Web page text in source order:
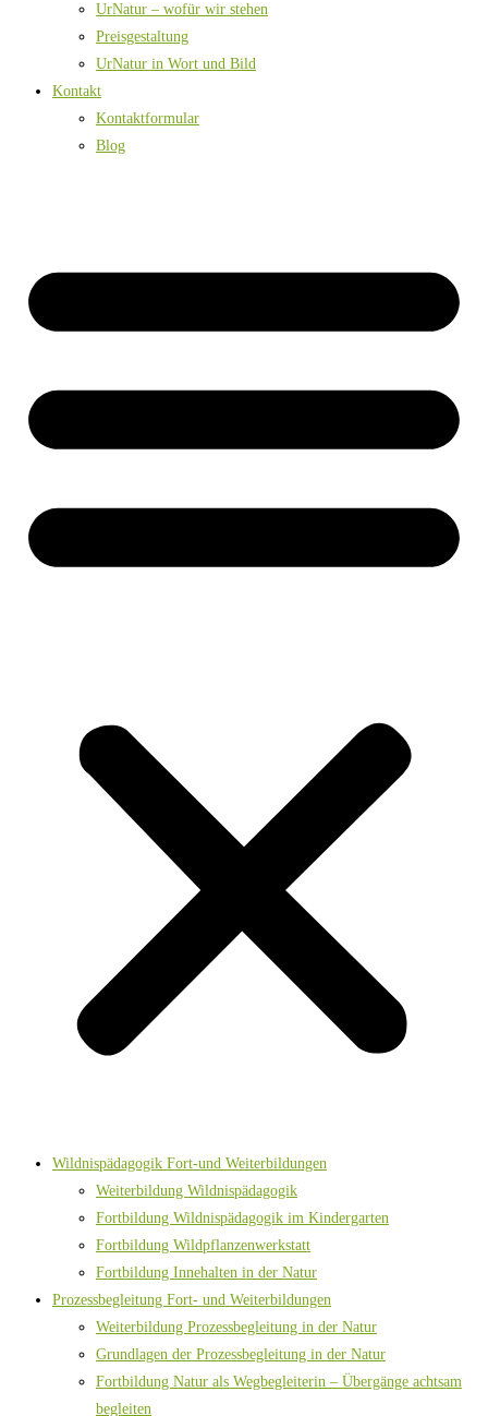
UrNatur – wofür wir stehen
Preisgestaltung
UrNatur in Wort und Bild
Kontakt
Kontaktformular
Blog
Wildnispädagogik Fort-und Weiterbildungen
Weiterbildung Wildnispädagogik
Fortbildung Wildnispädagogik im Kindergarten
Fortbildung Wildpflanzenwerkstatt
Fortbildung Innehalten in der Natur
Prozessbegleitung Fort- und Weiterbildungen
Weiterbildung Prozessbegleitung in der Natur
Grundlagen der Prozessbegleitung in der Natur
Fortbildung Natur als Wegbegleiterin – Übergänge achtsam
begleiten